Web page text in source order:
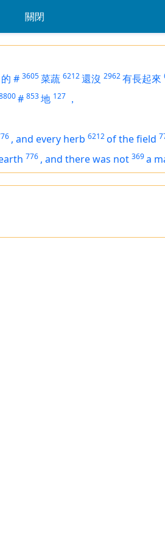
關閉
的 # 3605菜蔬 6212還沒 2962有長起來
# 853地 127 ，
, and every herb 6212of the field
776 , and there was not 369a